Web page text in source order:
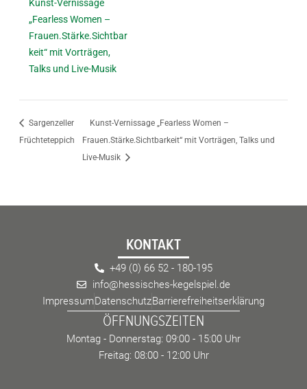
Kunst-Vernissage
„Fearless Women –
Frauen.Stärke.Sichtbar
keit“ mit Vorträgen,
Talks und Live-Musik
Sargenzeller
Früchteteppich
Kunst-Vernissage „Fearless Women –
Frauen.Stärke.Sichtbarkeit“ mit Vorträgen, Talks und
Live-Musik
KONTAKT
+49 (0) 66 52 - 180-195
info@hessisches-kegelspiel.de
ImpressumDatenschutzBarrierefreiheitserklärung
ÖFFNUNGSZEITEN
Montag - Donnerstag: 09:00 - 15:00 Uhr
Freitag: 08:00 - 12:00 Uhr